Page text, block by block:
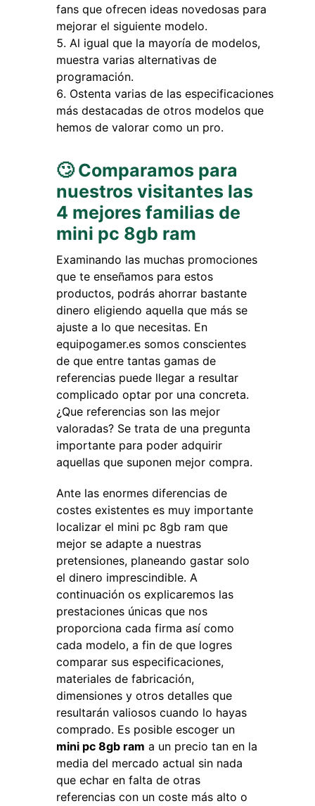
fans que ofrecen ideas novedosas para
mejorar el siguiente modelo.
Al igual que la mayoría de modelos,
muestra varias alternativas de
programación.
Ostenta varias de las especificaciones
más destacadas de otros modelos que
hemos de valorar como un pro.
🙄 Comparamos para
nuestros visitantes las
4 mejores familias de
mini pc 8gb ram
Examinando las muchas promociones
que te enseñamos para estos
productos, podrás ahorrar bastante
dinero eligiendo aquella que más se
ajuste a lo que necesitas. En
equipogamer.es somos conscientes
de que entre tantas gamas de
referencias puede llegar a resultar
complicado optar por una concreta.
¿Que referencias son las mejor
valoradas? Se trata de una pregunta
importante para poder adquirir
aquellas que suponen mejor compra.
Ante las enormes diferencias de
costes existentes es muy importante
localizar el mini pc 8gb ram que
mejor se adapte a nuestras
pretensiones, planeando gastar solo
el dinero imprescindible. A
continuación os explicaremos las
prestaciones únicas que nos
proporciona cada firma así como
cada modelo, a fin de que logres
comparar sus especificaciones,
materiales de fabricación,
dimensiones y otros detalles que
resultarán valiosos cuando lo hayas
comprado. Es posible escoger un
mini pc 8gb ram a un precio tan en la
media del mercado actual sin nada
que echar en falta de otras
referencias con un coste más alto o